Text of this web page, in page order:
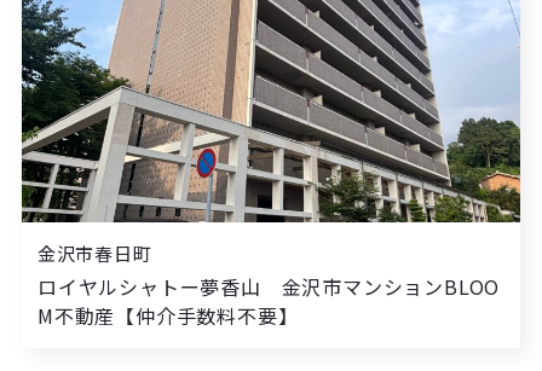
金沢市春日町
ロイヤルシャトー夢香山 金沢市マンションBLOO
M不動産【仲介手数料不要】